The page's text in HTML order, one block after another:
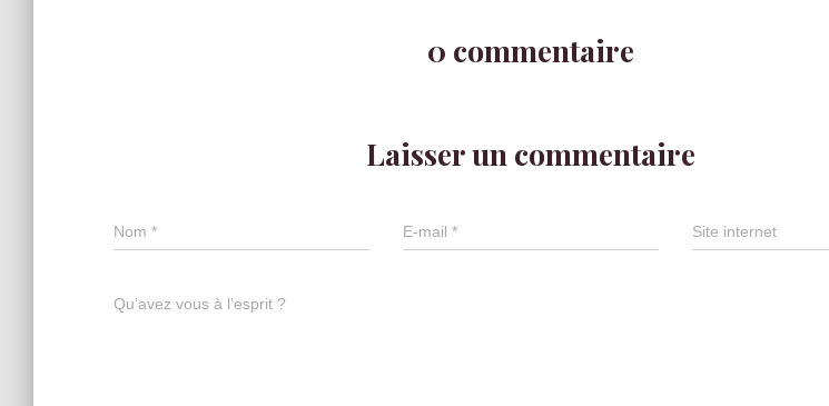
0 commentaire
Laisser un commentaire
Nom * E-mail * Site internet
Qu’avez vous à l’esprit ?